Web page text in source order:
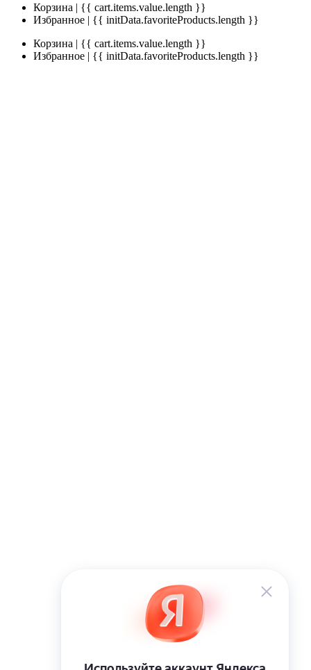
Корзина | {{ cart.items.value.length }}
Избранное | {{ initData.favoriteProducts.length }}
Корзина | {{ cart.items.value.length }}
Избранное | {{ initData.favoriteProducts.length }}